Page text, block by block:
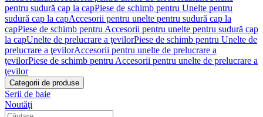
pentru sudură cap la capPiese de schimb pentru Unelte pentru
sudură cap la capAccesorii pentru unelte pentru sudură cap la
capPiese de schimb pentru Accesorii pentru unelte pentru sudură cap
la capUnelte de prelucrare a ţevilorPiese de schimb pentru Unelte de
prelucrare a ţevilorAccesorii pentru unelte de prelucrare a
ţevilorPiese de schimb pentru Accesorii pentru unelte de prelucrare a
ţevilor
Categorii de produse
Serii de baie
Noutăţi